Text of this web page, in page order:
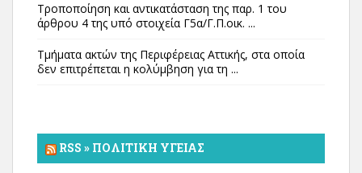
Τροποποίηση και αντικατάσταση της παρ. 1 του
άρθρου 4 της υπό στοιχεία Γ5α/Γ.Π.οικ. ...
Τμήματα ακτών της Περιφέρειας Αττικής, στα οποία
δεν επιτρέπεται η κολύμβηση για τη ...
RSS » ΠΟΛΙΤΙΚΉ ΥΓΕΊΑΣ